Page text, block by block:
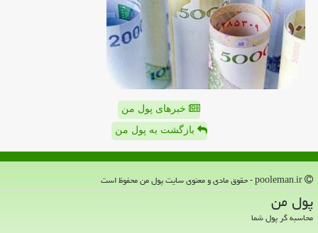
خبرهای پول من
بازگشت به پول من
پول من
محاسبه گر پول شما